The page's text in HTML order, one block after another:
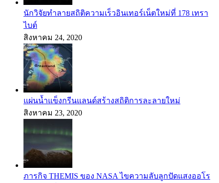
นักวิจัยทำลายสถิติความเร็วอินเทอร์เน็ตใหม่ที่ 178 เทรา
ไบต์
สิงหาคม 24, 2020
แผ่นน้ำแข็งกรีนแลนด์สร้างสถิติการละลายใหม่
สิงหาคม 23, 2020
ภารกิจ THEMIS ของ NASA ไขความลับลูกปัดแสงออโร